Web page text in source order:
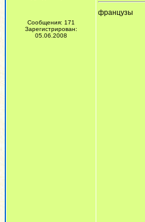
Сообщения: 171
Зарегистрирован:
05.06.2008
французы